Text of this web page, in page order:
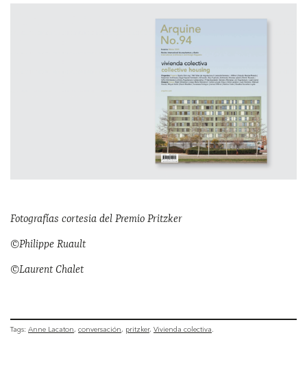
Fotografías cortesia del Premio Pritzker
©Philippe Ruault
©Laurent Chalet
Tags: Anne Lacaton conversación pritzker Vivienda colectiva